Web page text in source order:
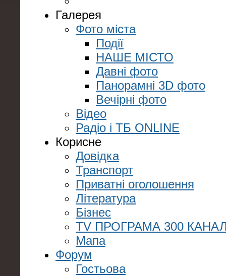
Галерея
Фото міста
Події
НАШЕ МІСТО
Давні фото
Панорамні 3D фото
Вечірні фото
Відео
Радіо і ТБ ONLINE
Корисне
Довідка
Транспорт
Приватні оголошення
Література
Бізнес
TV ПРОГРАМА 300
Мапа
Форум
Гостьова